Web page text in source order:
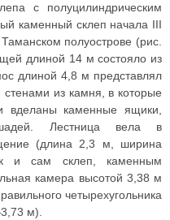
с полуцилиндрическим
каменный склеп начала III
полуострове (рис.
длиной 14 м состояло из
длиной 4,8 м представлял
из камня, в которые
вделаны каменные ящики,
Лестница вела в
(длина 2,3 м, ширина
и сам склеп, каменным
камера высотой 3,38 м
четырехугольника
м).